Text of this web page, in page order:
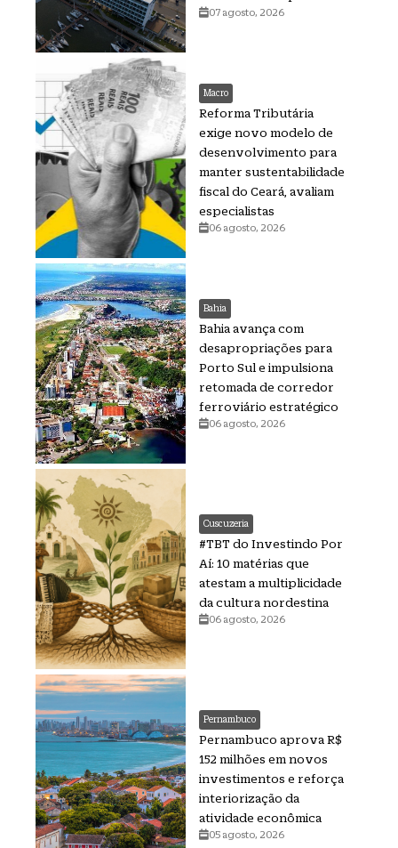
07 agosto, 2026
Macro
Reforma Tributária
exige novo modelo de
desenvolvimento para
manter sustentabilidade
fiscal do Ceará, avaliam
especialistas
06 agosto, 2026
Bahia
Bahia avança com
desapropriações para
Porto Sul e impulsiona
retomada de corredor
ferroviário estratégico
06 agosto, 2026
Cuscuzeria
#TBT do Investindo Por
Aí: 10 matérias que
atestam a multiplicidade
da cultura nordestina
06 agosto, 2026
Pernambuco
Pernambuco aprova R$
152 milhões em novos
investimentos e reforça
interiorização da
atividade econômica
05 agosto, 2026